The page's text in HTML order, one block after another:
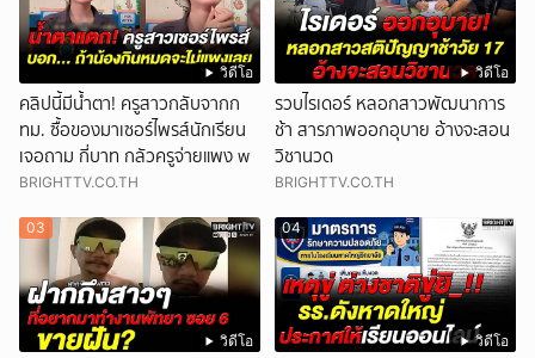
วิดีโอ
คลิปนี้มีน้ำตา! ครูสาวกลับจากก
ทม. ซื้อของมาเซอร์ไพรส์นักเรียน
เจอถาม กี่บาท กลัวครูจ่ายแพง w
BRIGHTTV.CO.TH
วิดีโอ
รวบไรเดอร์ หลอกสาวพัฒนาการ
ช้า สารภาพออกอุบาย อ้างจะสอน
วิชานวด
BRIGHTTV.CO.TH
วิดีโอ
03
วิดีโอ
04